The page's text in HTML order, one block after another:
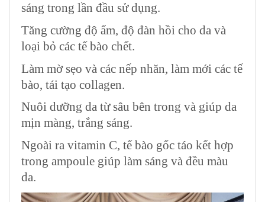
sáng trong lần đầu sử dụng.
Tăng cường độ ẩm, độ đàn hồi cho da và
loại bỏ các tế bào chết.
Làm mờ sẹo và các nếp nhăn, làm mới các tế
bào, tái tạo collagen.
Nuôi dưỡng da từ sâu bên trong và giúp da
mịn màng, trắng sáng.
Ngoài ra vitamin C, tế bào gốc táo kết hợp
trong ampoule giúp làm sáng và đều màu
da.